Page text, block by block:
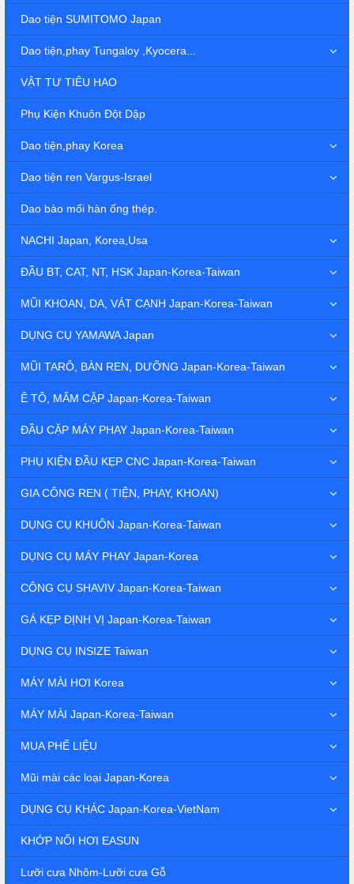
Dao tiện SUMITOMO Japan
Dao tiện,phay Tungaloy ,Kyocera...
VẬT TƯ TIÊU HAO
Phụ Kiện Khuôn Đột Dập
Dao tiện,phay Korea
Dao tiện ren Vargus-Israel
Dao bào mối hàn ống thép.
NACHI Japan, Korea,Usa
ĐẦU BT, CAT, NT, HSK Japan-Korea-Taiwan
MŨI KHOAN, DA, VÁT CẠNH Japan-Korea-Taiwan
DỤNG CỤ YAMAWA Japan
MŨI TARÔ, BÀN REN, DƯỠNG Japan-Korea-Taiwan
Ê TÔ, MÂM CẶP Japan-Korea-Taiwan
ĐẦU CẶP MÁY PHAY Japan-Korea-Taiwan
PHỤ KIỆN ĐẦU KẸP CNC Japan-Korea-Taiwan
GIA CÔNG REN ( TIỆN, PHAY, KHOAN)
DỤNG CỤ KHUÔN Japan-Korea-Taiwan
DỤNG CỤ MÁY PHAY Japan-Korea
CÔNG CỤ SHAVIV Japan-Korea-Taiwan
GÁ KẸP ĐỊNH VỊ Japan-Korea-Taiwan
DỤNG CỤ INSIZE Taiwan
MÁY MÀI HƠI Korea
MÁY MÀI Japan-Korea-Taiwan
MUA PHẾ LIỆU
Mũi mài các loại Japan-Korea
DỤNG CỤ KHÁC Japan-Korea-VietNam
KHỚP NỐI HƠI EASUN
Lưỡi cưa Nhôm-Lưỡi cưa Gỗ